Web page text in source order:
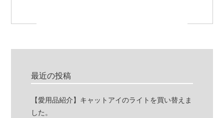
最近の投稿
【愛用品紹介】キャットアイのライトを買い替えま
した。